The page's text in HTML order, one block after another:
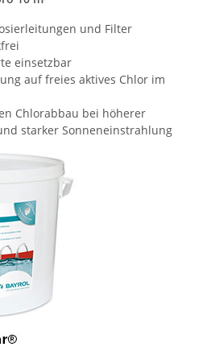
und Filter
einsetzbar
auf freies aktives Chlor im
Chlorabbau bei höherer
starker Sonneneinstrahlung